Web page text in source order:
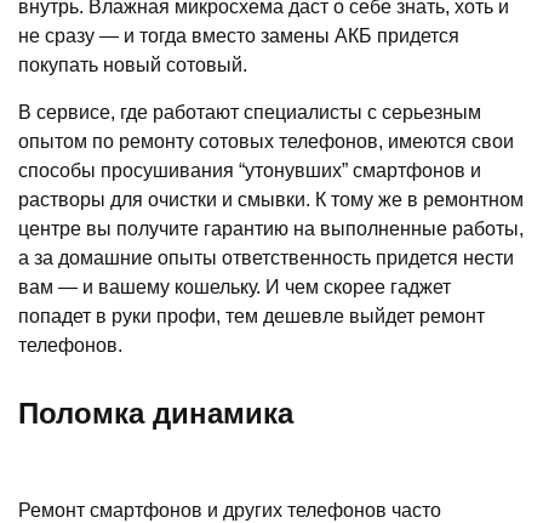
внутрь. Влажная микросхема даст о себе знать, хоть и
не сразу — и тогда вместо замены АКБ придется
покупать новый сотовый.
В сервисе, где работают специалисты с серьезным
опытом по ремонту сотовых телефонов, имеются свои
способы просушивания “утонувших” смартфонов и
растворы для очистки и смывки. К тому же в ремонтном
центре вы получите гарантию на выполненные работы,
а за домашние опыты ответственность придется нести
вам — и вашему кошельку. И чем скорее гаджет
попадет в руки профи, тем дешевле выйдет ремонт
телефонов.
Поломка динамика
Ремонт смартфонов и других телефонов часто